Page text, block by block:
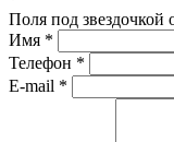
Поля под звездочкой
Имя *
Телефон *
E-mail *